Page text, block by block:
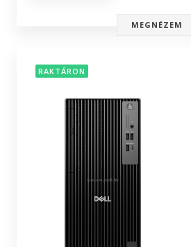
MEGNÉZEM
RAKTÁRON